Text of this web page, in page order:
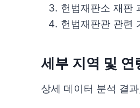
헌법재판소 재판
헌법재판관 관련
세부 지역 및 연
상세 데이터 분석 결